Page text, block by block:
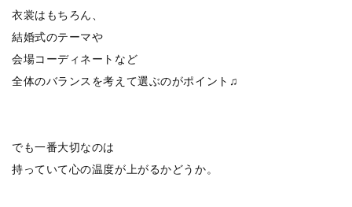
衣裳はもちろん、
結婚式のテーマや
会場コーディネートなど
全体のバランスを考えて選ぶのがポイント♫
でも一番大切なのは
持っていて心の温度が上がるかどうか。